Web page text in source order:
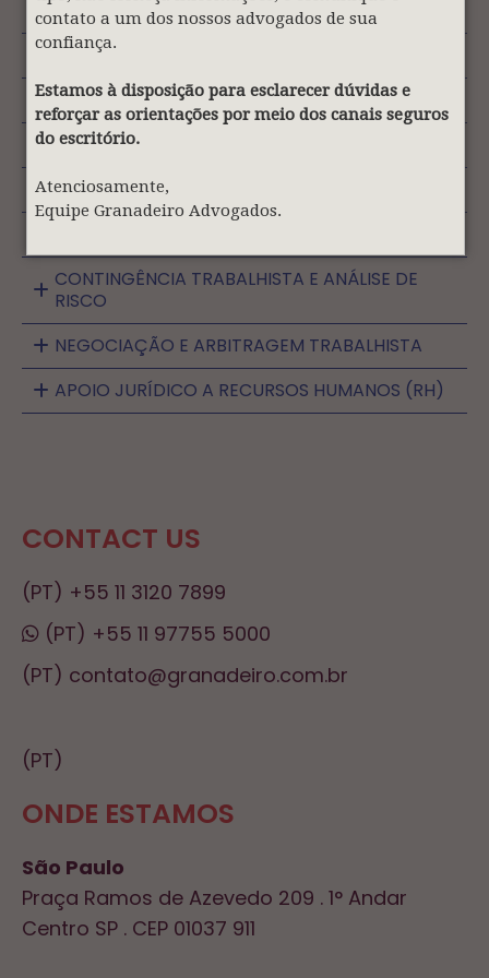
contato a um dos nossos advogados de sua
confiança.
Estamos à disposição para esclarecer dúvidas e
reforçar as orientações por meio dos canais seguros
do escritório.
Atenciosamente,
Equipe Granadeiro Advogados.
CONSULTORIA JURÍDICA TRABALHISTA
RELAÇÕES TRABALHISTAS E SINDICAIS
COMPLIANCE TRABALHISTA
CONTENCIOSO ADMINISTRATIVO TRABALHISTA
CONTINGÊNCIA TRABALHISTA E ANÁLISE DE
RISCO
NEGOCIAÇÃO E ARBITRAGEM TRABALHISTA
APOIO JURÍDICO A RECURSOS HUMANOS (RH)
CONTACT US
(PT) +55 11 3120 7899
(PT) +55 11 97755 5000
(PT) contato@granadeiro.com.br
(PT)
ONDE ESTAMOS
São Paulo
Praça Ramos de Azevedo 209 . 1° Andar
Centro SP . CEP 01037 911